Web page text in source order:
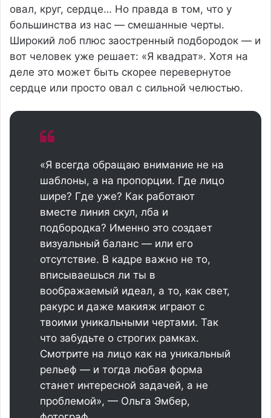
овал, круг, сердце… Но правда в том, что у
большинства из нас — смешанные черты.
Широкий лоб плюс заостренный подбородок — и
вот человек уже решает: «Я квадрат». Хотя на
деле это может быть скорее перевернутое
сердце или просто овал с сильной челюстью.
«Я всегда обращаю внимание не на
шаблоны, а на пропорции. Где лицо
шире? Где уже? Как работают
вместе линия скул, лба и
подбородка? Именно это создает
визуальный баланс — или его
отсутствие. В кадре важно не то,
вписываешься ли ты в
воображаемый идеал, а то, как свет,
ракурс и даже макияж играют с
твоими уникальными чертами. Так
что забудьте о строгих рамках.
Смотрите на лицо как на уникальный
рельеф — и тогда любая форма
станет интересной задачей, а не
проблемой», — Ольга Эмбер,